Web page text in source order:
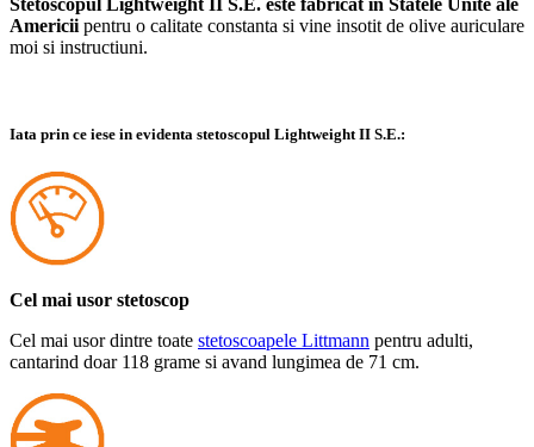
Americii pentru o calitate constanta si vine insotit de olive auriculare
moi si instructiuni.
Iata prin ce iese in evidenta stetoscopul Lightweight II S.E.:
Cel mai usor stetoscop
Cel mai usor dintre toate stetoscoapele Littmann pentru adulti,
cantarind doar 118 grame si avand lungimea de 71 cm.